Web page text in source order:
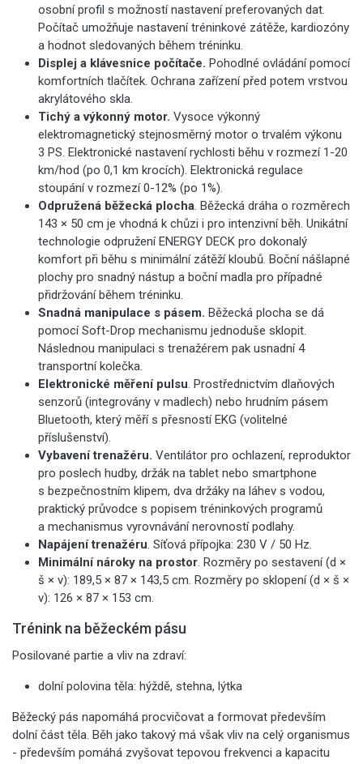
osobní profil s možností nastavení preferovaných dat.
Počítač umožňuje nastavení tréninkové zátěže, kardiozóny
a hodnot sledovaných během tréninku.
Displej a klávesnice počítače. Pohodlné ovládání pomocí
komfortních tlačítek. Ochrana zařízení před potem vrstvou
akrylátového skla.
Tichý a výkonný motor. Vysoce výkonný
elektromagnetický stejnosměrný motor o trvalém výkonu
3 PS. Elektronické nastavení rychlosti běhu v rozmezí 1-20
km/hod (po 0,1 km krocích). Elektronická regulace
stoupání v rozmezí 0-12% (po 1%).
Odpružená běžecká plocha. Běžecká dráha o rozměrech
143 × 50 cm je vhodná k chůzi i pro intenzivní běh. Unikátní
technologie odpružení ENERGY DECK pro dokonalý
komfort při běhu s minimální zátěží kloubů. Boční nášlapné
plochy pro snadný nástup a boční madla pro případné
přidržování během tréninku.
Snadná manipulace s pásem. Běžecká plocha se dá
pomocí Soft-Drop mechanismu jednoduše sklopit.
Následnou manipulaci s trenažérem pak usnadní 4
transportní kolečka.
Elektronické měření pulsu. Prostřednictvím dlaňových
senzorů (integrovány v madlech) nebo hrudním pásem
Bluetooth, který měří s přesností EKG (volitelné
příslušenství).
Vybavení trenažéru. Ventilátor pro ochlazení, reproduktor
pro poslech hudby, držák na tablet nebo smartphone
s bezpečnostním klipem, dva držáky na láhev s vodou,
praktický průvodce s popisem tréninkových programů
a mechanismus vyrovnávání nerovností podlahy.
Napájení trenažéru. Síťová přípojka: 230 V / 50 Hz.
Minimální nároky na prostor. Rozměry po sestavení (d ×
š × v): 189,5 × 87 × 143,5 cm. Rozměry po sklopení (d × š ×
v): 126 × 87 × 153 cm.
Trénink na běžeckém pásu
Posilované partie a vliv na zdraví:
dolní polovina těla: hýždě, stehna, lýtka
Běžecký pás napomáhá procvičovat a formovat především
dolní část těla. Běh jako takový má však vliv na celý organismus
- především pomáhá zvyšovat tepovou frekvenci a kapacitu